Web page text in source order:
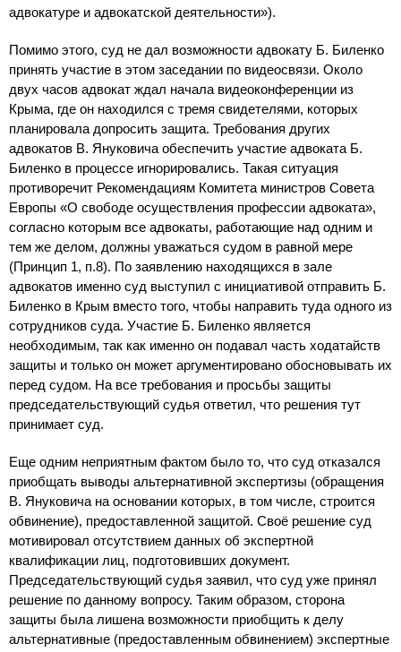
адвокатуре и адвокатской деятельности»).
Помимо этого, суд не дал возможности адвокату Б. Биленко
принять участие в этом заседании по видеосвязи. Около
двух часов адвокат ждал начала видеоконференции из
Крыма, где он находился с тремя свидетелями, которых
планировала допросить защита. Требования других
адвокатов В. Януковича обеспечить участие адвоката Б.
Биленко в процессе игнорировались. Такая ситуация
противоречит Рекомендациям Комитета министров Совета
Европы «О свободе осуществления профессии адвоката»,
согласно которым все адвокаты, работающие над одним и
тем же делом, должны уважаться судом в равной мере
(Принцип 1, п.8). По заявлению находящихся в зале
адвокатов именно суд выступил с инициативой отправить Б.
Биленко в Крым вместо того, чтобы направить туда одного из
сотрудников суда. Участие Б. Биленко является
необходимым, так как именно он подавал часть ходатайств
защиты и только он может аргументировано обосновывать их
перед судом. На все требования и просьбы защиты
председательствующий судья ответил, что решения тут
принимает суд.
Еще одним неприятным фактом было то, что суд отказался
приобщать выводы альтернативной экспертизы (обращения
В. Януковича на основании которых, в том числе, строится
обвинение), предоставленной защитой. Своё решение суд
мотивировал отсутствием данных об экспертной
квалификации лиц, подготовивших документ.
Председательствующий судья заявил, что суд уже принял
решение по данному вопросу. Таким образом, сторона
защиты была лишена возможности приобщить к делу
альтернативные (предоставленным обвинением) экспертные